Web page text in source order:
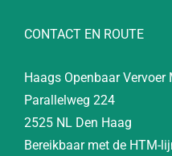
CONTACT EN ROUTE
Haags Openbaar Vervoer
Parallelweg 224
2525 NL Den Haag
Bereikbaar met de HTM-